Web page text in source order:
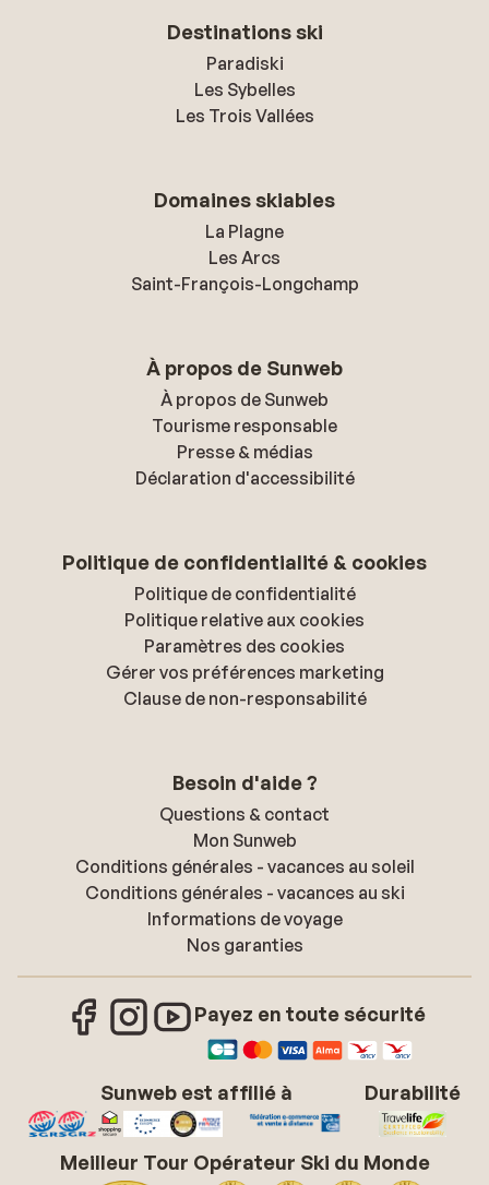
Destinations ski
Paradiski
Les Sybelles
Les Trois Vallées
Domaines skiables
La Plagne
Les Arcs
Saint-François-Longchamp
À propos de Sunweb
À propos de Sunweb
Tourisme responsable
Presse & médias
Déclaration d'accessibilité
Politique de confidentialité & cookies
Politique de confidentialité
Politique relative aux cookies
Paramètres des cookies
Gérer vos préférences marketing
Clause de non-responsabilité
Besoin d'aide ?
Questions & contact
Mon Sunweb
Conditions générales - vacances au soleil
Conditions générales - vacances au ski
Informations de voyage
Nos garanties
Payez en toute sécurité
Sunweb est affilié à Durabilité
Meilleur Tour Opérateur Ski du Monde